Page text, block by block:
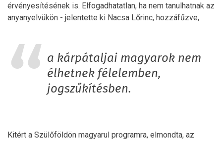
érvényesítésének is. Elfogadhatatlan, ha nem tanulhatnak az
anyanyelvükön - jelentette ki Nacsa Lőrinc, hozzáfűzve,
a kárpátaljai magyarok nem
élhetnek félelemben,
jogszűkítésben.
Kitért a Szülőföldön magyarul programra, elmondta, az